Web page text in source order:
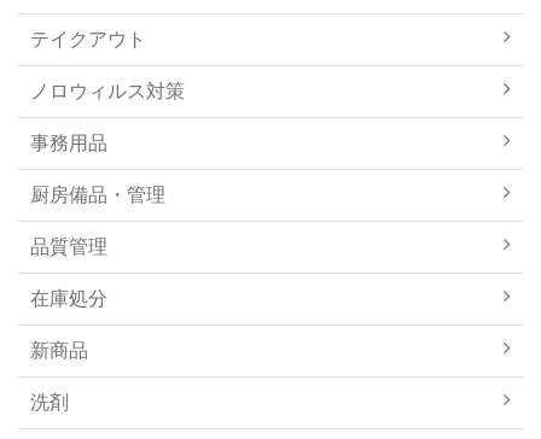
テイクアウト
ノロウィルス対策
事務用品
厨房備品・管理
品質管理
在庫処分
新商品
洗剤